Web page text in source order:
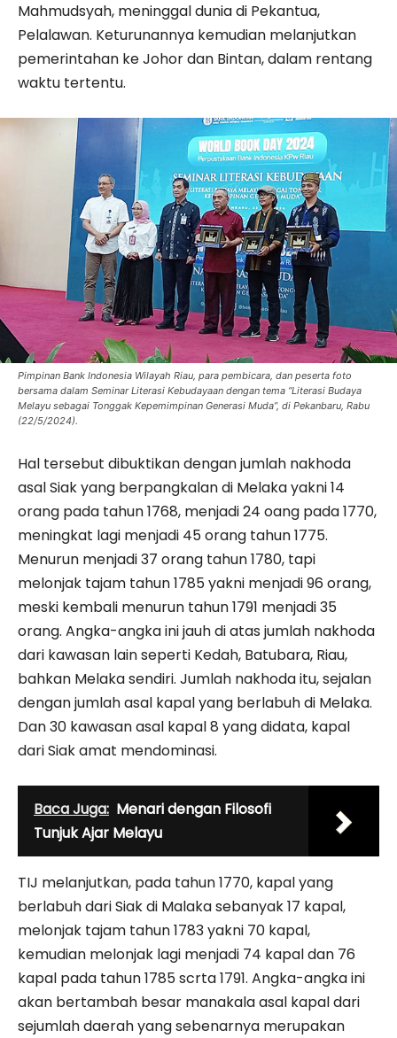
Mahmudsyah, meninggal dunia di Pekantua,
Pelalawan. Keturunannya kemudian melanjutkan
pemerintahan ke Johor dan Bintan, dalam rentang
waktu tertentu.
Pimpinan Bank Indonesia Wilayah Riau, para pembicara, dan peserta foto
bersama dalam Seminar Literasi Kebudayaan dengan tema “Literasi Budaya
Melayu sebagai Tonggak Kepemimpinan Generasi Muda”, di Pekanbaru, Rabu
(22/5/2024).
Hal tersebut dibuktikan dengan jumlah nakhoda
asal Siak yang berpangkalan di Melaka yakni 14
orang pada tahun 1768, menjadi 24 oang pada 1770,
meningkat lagi menjadi 45 orang tahun 1775.
Menurun menjadi 37 orang tahun 1780, tapi
melonjak tajam tahun 1785 yakni menjadi 96 orang,
meski kembali menurun tahun 1791 menjadi 35
orang. Angka-angka ini jauh di atas jumlah nakhoda
dari kawasan lain seperti Kedah, Batubara, Riau,
bahkan Melaka sendiri. Jumlah nakhoda itu, sejalan
dengan jumlah asal kapal yang berlabuh di Melaka.
Dan 30 kawasan asal kapal 8 yang didata, kapal
dari Siak amat mendominasi.
Baca Juga: Menari dengan Filosofi
Tunjuk Ajar Melayu
TIJ melanjutkan, pada tahun 1770, kapal yang
berlabuh dari Siak di Malaka sebanyak 17 kapal,
melonjak tajam tahun 1783 yakni 70 kapal,
kemudian melonjak lagi menjadi 74 kapal dan 76
kapal pada tahun 1785 scrta 1791. Angka-angka ini
akan bertambah besar manakala asal kapal dari
sejumlah daerah yang sebenarnya merupakan